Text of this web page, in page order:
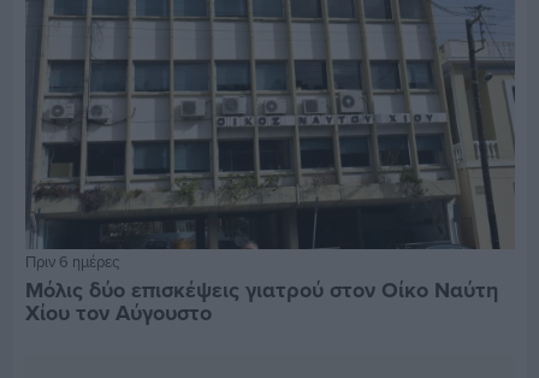
Πριν 6 ημέρες
Μόλις δύο επισκέψεις γιατρού στον Οίκο Ναύτη
Χίου τον Αύγουστο